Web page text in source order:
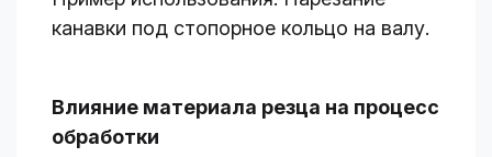
канавки под стопорное кольцо на валу.
Влияние материала резца на процесс
обработки